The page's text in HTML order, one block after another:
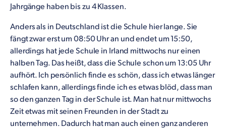
Jahrgänge haben bis zu 4 Klassen.
Anders als in Deutschland ist die Schule hier lange. Sie
fängt zwar erst um 08:50 Uhr an und endet um 15:50,
allerdings hat jede Schule in Irland mittwochs nur einen
halben Tag. Das heißt, dass die Schule schon um 13:05 Uhr
aufhört. Ich persönlich finde es schön, dass ich etwas länger
schlafen kann, allerdings finde ich es etwas blöd, dass man
so den ganzen Tag in der Schule ist. Man hat nur mittwochs
Zeit etwas mit seinen Freunden in der Stadt zu
unternehmen. Dadurch hat man auch einen ganz anderen